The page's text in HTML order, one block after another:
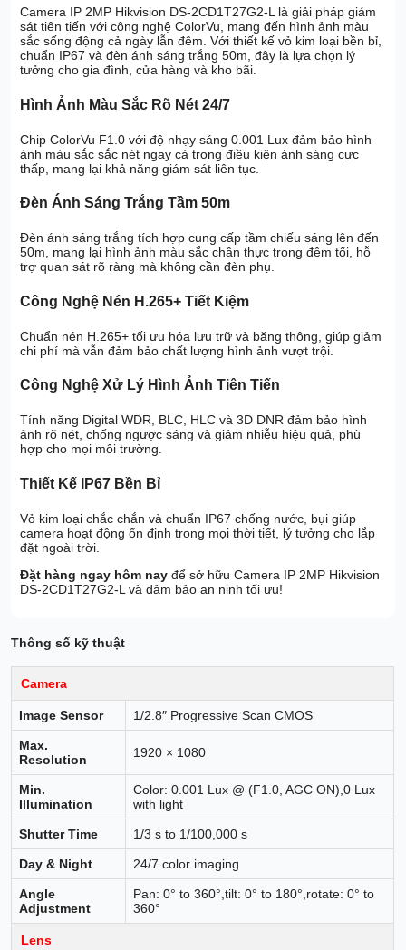
Camera IP 2MP Hikvision DS-2CD1T27G2-L là giải pháp giám
sát tiên tiến với công nghệ ColorVu, mang đến hình ảnh màu
sắc sống động cả ngày lẫn đêm. Với thiết kế vỏ kim loại bền bỉ,
chuẩn IP67 và đèn ánh sáng trắng 50m, đây là lựa chọn lý
tưởng cho gia đình, cửa hàng và kho bãi.
Hình Ảnh Màu Sắc Rõ Nét 24/7
Chip ColorVu F1.0 với độ nhạy sáng 0.001 Lux đảm bảo hình
ảnh màu sắc sắc nét ngay cả trong điều kiện ánh sáng cực
thấp, mang lại khả năng giám sát liên tục.
Đèn Ánh Sáng Trắng Tầm 50m
Đèn ánh sáng trắng tích hợp cung cấp tầm chiếu sáng lên đến
50m, mang lại hình ảnh màu sắc chân thực trong đêm tối, hỗ
trợ quan sát rõ ràng mà không cần đèn phụ.
Công Nghệ Nén H.265+ Tiết Kiệm
Chuẩn nén H.265+ tối ưu hóa lưu trữ và băng thông, giúp giảm
chi phí mà vẫn đảm bảo chất lượng hình ảnh vượt trội.
Công Nghệ Xử Lý Hình Ảnh Tiên Tiến
Tính năng Digital WDR, BLC, HLC và 3D DNR đảm bảo hình
ảnh rõ nét, chống ngược sáng và giảm nhiễu hiệu quả, phù
hợp cho mọi môi trường.
Thiết Kế IP67 Bền Bỉ
Vỏ kim loại chắc chắn và chuẩn IP67 chống nước, bụi giúp
camera hoạt động ổn định trong mọi thời tiết, lý tưởng cho lắp
đặt ngoài trời.
Đặt hàng ngay hôm nay để sở hữu Camera IP 2MP Hikvision
DS-2CD1T27G2-L và đảm bảo an ninh tối ưu!
Thông số kỹ thuật
Camera
Image Sensor 1/2.8″ Progressive Scan CMOS
Max.
Resolution
1920 × 1080
Min.
Illumination
Color: 0.001 Lux @ (F1.0, AGC ON),0 Lux
with light
Shutter Time 1/3 s to 1/100,000 s
Day & Night 24/7 color imaging
Angle
Adjustment
Pan: 0° to 360°,tilt: 0° to 180°,rotate: 0° to
360°
Lens